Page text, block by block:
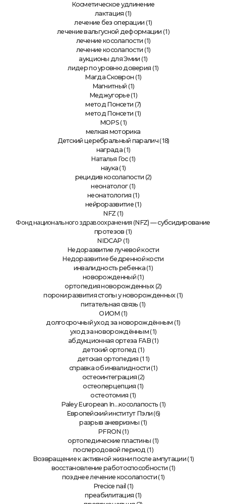
Косметическое удлинение
лактация (1)
лечение без операции (1)
лечение вальгусной деформации (1)
лечение косолапости (1)
лечение косолапости (1)
аукционы для Эмии (1)
лидер по уровню доверия (1)
Магда Сковрон (1)
Магнитный (1)
Меджугорье(1)
метод Понсети (7)
метод Понсети (1)
MOPS (1)
мелкая моторика
Детский церебральный паралич(18)
награда(1)
Наталья Гос(1)
наука (1)
рецидив косолапости (2)
неонатолог(1)
неонатология (1)
нейроразвитие(1)
NFZ (1)
Фонд национального здравоохранения (NFZ) — субсидирование
протезов (1)
NIDCAP (1)
Недоразвитие лучевой кости
Недоразвитие бедренной кости
инвалидность ребенка(1)
новорожденный(1)
ортопедия новорожденных(2)
пороки развития стопы у новорожденных(1)
питательная связь (1)
ОИОМ (1)
долгосрочный уход за новорождённым (1)
уход за новорождённым (1)
абдукционная ортеза FAB(1)
детский ортопед (1)
детская ортопедия (11)
справка об инвалидности(1)
остеоинтеграция (2)
остеоперцепция (1)
остеотомия (1)
Paley European In…косолапость (1)
Европейский институт Пэли (6)
разрыв аневризмы (1)
PFRON (1)
ортопедические пластины (1)
послеродовой период (1)
Возвращение к активной жизни после ампутации (1)
восстановление работоспособности (1)
позднее лечение косолапости(1)
Precice nail (1)
преабилитация (1)